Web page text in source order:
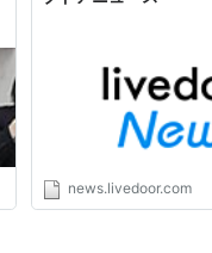
news.livedoor.com